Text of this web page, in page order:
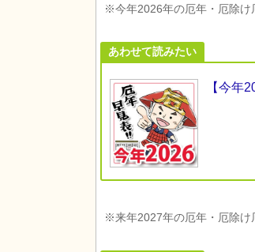
※今年2026年の厄年・厄除け
あわせて読みたい
【今年
※来年2027年の厄年・厄除け